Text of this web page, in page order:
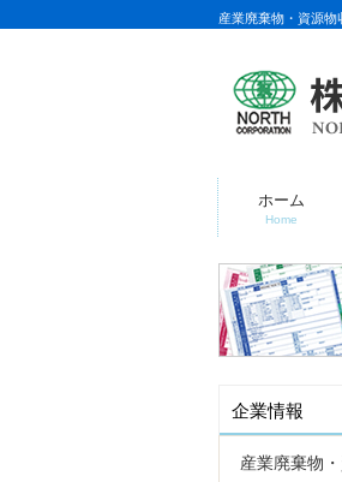
産業廃棄物・資源
ホーム
Home
企業情報
産業廃棄物